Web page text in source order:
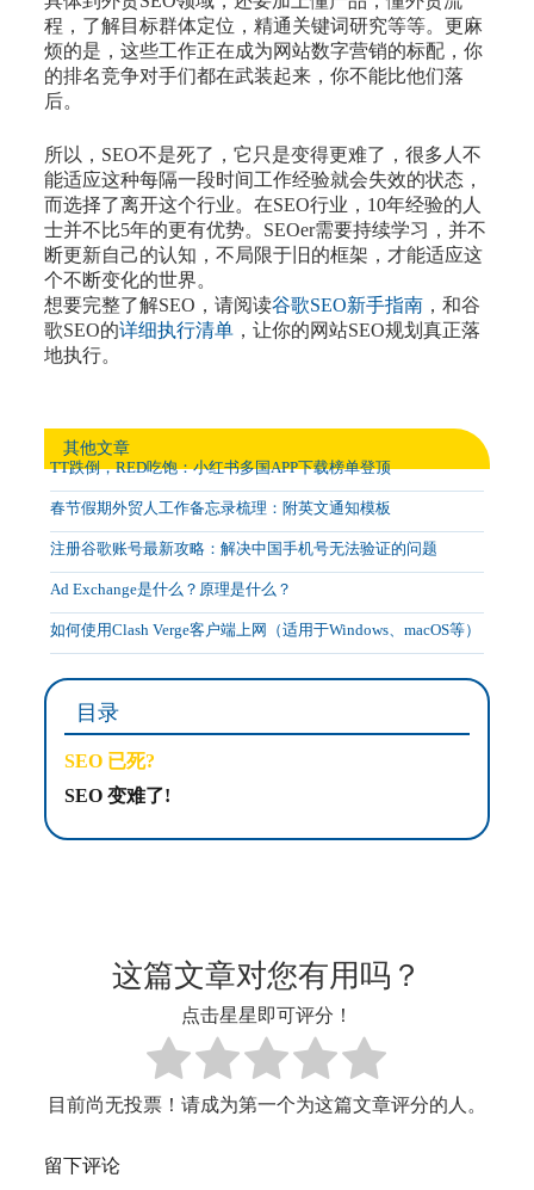
程，了解目标群体定位，精通关键词研究等等。更麻
烦的是，这些工作正在成为网站数字营销的标配，你
的排名竞争对手们都在武装起来，你不能比他们落
后。
所以，SEO不是死了，它只是变得更难了，很多人不
能适应这种每隔一段时间工作经验就会失效的状态，
而选择了离开这个行业。在SEO行业，10年经验的人
士并不比5年的更有优势。SEOer需要持续学习，并不
断更新自己的认知，不局限于旧的框架，才能适应这
个不断变化的世界。
想要完整了解SEO，请阅读谷歌SEO新手指南，和谷
歌SEO的详细执行清单，让你的网站SEO规划真正落
地执行。
其他文章
TT跌倒，RED吃饱：小红书多国APP下载榜单登顶
春节假期外贸人工作备忘录梳理：附英文通知模板
注册谷歌账号最新攻略：解决中国手机号无法验证的问题
Ad Exchange是什么？原理是什么？
如何使用Clash Verge客户端上网（适用于Windows、macOS等）
目录
SEO 已死?
SEO 变难了!
这篇文章对您有用吗？
点击星星即可评分！
目前尚无投票！请成为第一个为这篇文章评分的人。
留下评论